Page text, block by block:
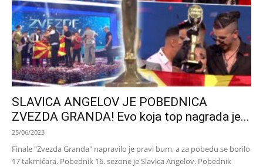
SLAVICA ANGELOV JE POBEDNICA
ZVEZDA GRANDA! Evo koja top nagrada je...
25/06/2023
Finale "Zvezda Granda" napravilo je pravi bum, a za pobedu se borilo
17 takmičara. Pobednik 16. sezone je Slavica Angelov. Pobednik